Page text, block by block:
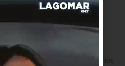
Sr Bombero con ese rociador
tienen que estar limpios, sino
ciudad. Hay que llamar a la
En los barrios vivimos vecinos